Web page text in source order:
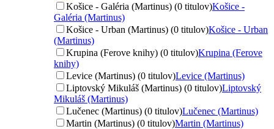
Košice - Galéria (Martinus) (0 titulov)Košice -
Galéria (Martinus)
Košice - Urban (Martinus) (0 titulov)Košice - Urban
(Martinus)
Krupina (Ferove knihy) (0 titulov)Krupina (Ferove
knihy)
Levice (Martinus) (0 titulov)Levice (Martinus)
Liptovský Mikuláš (Martinus) (0 titulov)Liptovský
Mikuláš (Martinus)
Lučenec (Martinus) (0 titulov)Lučenec (Martinus)
Martin (Martinus) (0 titulov)Martin (Martinus)